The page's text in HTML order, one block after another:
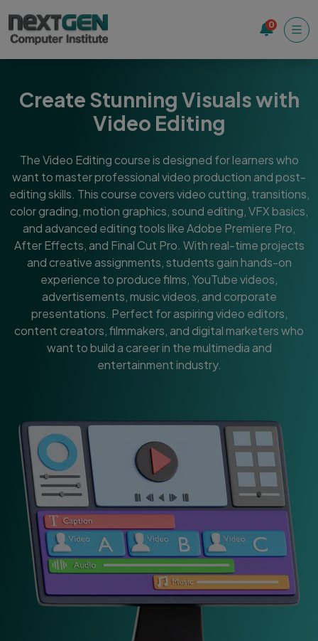
0
Create Stunning Visuals with
Video Editing
The Video Editing course is designed for learners who
want to master professional video production and post-
editing skills. This course covers video cutting, transitions,
color grading, motion graphics, sound editing, VFX basics,
and advanced editing tools like Adobe Premiere Pro,
After Effects, and Final Cut Pro. With real-time projects
and creative assignments, students gain hands-on
experience to produce films, YouTube videos,
advertisements, music videos, and corporate
presentations. Perfect for aspiring video editors,
content creators, filmmakers, and digital marketers who
want to build a career in the multimedia and
entertainment industry.